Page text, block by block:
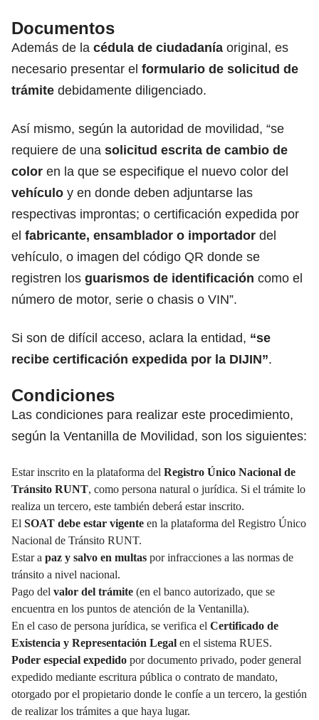
Documentos
Además de la cédula de ciudadanía original, es
necesario presentar el formulario de solicitud de
trámite debidamente diligenciado.
Así mismo, según la autoridad de movilidad, “se
requiere de una solicitud escrita de cambio de
color en la que se especifique el nuevo color del
vehículo y en donde deben adjuntarse las
respectivas improntas; o certificación expedida por
el fabricante, ensamblador o importador del
vehículo, o imagen del código QR donde se
registren los guarismos de identificación como el
número de motor, serie o chasis o VIN”.
Si son de difícil acceso, aclara la entidad, “se
recibe certificación expedida por la DIJIN”.
Condiciones
Las condiciones para realizar este procedimiento,
según la Ventanilla de Movilidad, son los siguientes:
Estar inscrito en la plataforma del Registro Único Nacional de
Tránsito RUNT, como persona natural o jurídica. Si el trámite lo
realiza un tercero, este también deberá estar inscrito.
El SOAT debe estar vigente en la plataforma del Registro Único
Nacional de Tránsito RUNT.
Estar a paz y salvo en multas por infracciones a las normas de
tránsito a nivel nacional.
Pago del valor del trámite (en el banco autorizado, que se
encuentra en los puntos de atención de la Ventanilla).
En el caso de persona jurídica, se verifica el Certificado de
Existencia y Representación Legal en el sistema RUES.
Poder especial expedido por documento privado, poder general
expedido mediante escritura pública o contrato de mandato,
otorgado por el propietario donde le confíe a un tercero, la gestión
de realizar los trámites a que haya lugar.